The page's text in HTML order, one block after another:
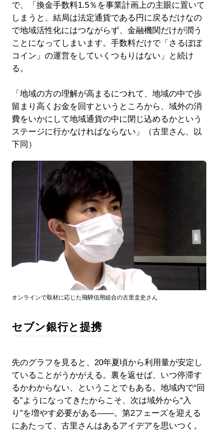
で、「換金手数料1.5％を事業計画上の主眼に置いて
しまうと、結局は法定通貨である円に戻るだけなの
で地域活性化にはつながらず、金融機関だけが潤う
ことになってしまいます。手数料だけで「さるぼぼ
コイン」の運営をしていくつもりはない」と続け
る。
「地域の方の理解が高まるにつれて、地域の中で歩
留まり高くお金を回すというところから、域外の消
費をいかにして地域通貨の中に閉じ込めるかという
ステージに行かなければならない」（古里さん、以
下同）
オンラインで取材に応じた飛騨信用組合の古里圭史さん
セブン銀行と提携
先のグラフを見ると、20年夏頃から利用量が安定し
ていることがうかがえる。裏を返せば、いつ停滞す
るかわからない、ということでもある。地域内で“回
る”ようになってきたからこそ、次は域外から“入
り”を増やす必要がある――。第2フェーズを迎える
にあたって、古里さんはあるアイデアを思いつく。